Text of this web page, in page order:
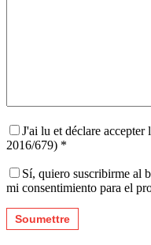
J'ai lu et déclare accepter
2016/679) *
Sí, quiero suscribirme al
mi consentimiento para el